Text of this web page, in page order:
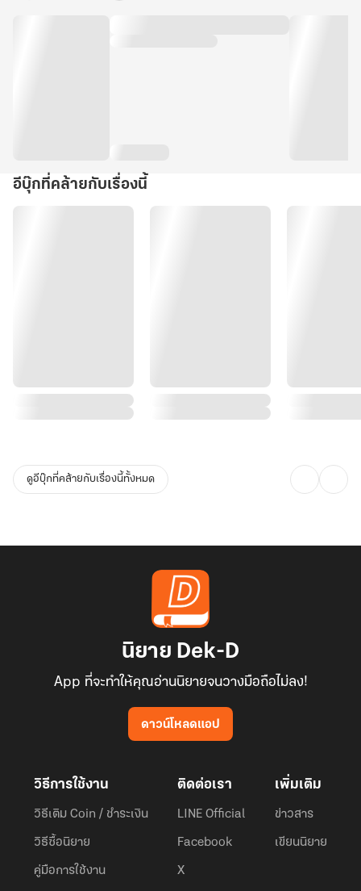
อีบุ๊กที่คล้ายกับเรื่องนี้
ดูอีบุ๊กที่คล้ายกับเรื่องนี้ทั้งหมด
นิยาย Dek-D
App ที่จะทำให้คุณอ่านนิยายจนวางมือถือไม่ลง!
ดาวน์โหลดแอป
วิธีการใช้งาน
วิธีเติม Coin / ชำระเงิน
วิธีซื้อนิยาย
คู่มือการใช้งาน
ติดต่อเรา
LINE Official
Facebook
X
เพิ่มเติม
ข่าวสาร
เขียนนิยาย